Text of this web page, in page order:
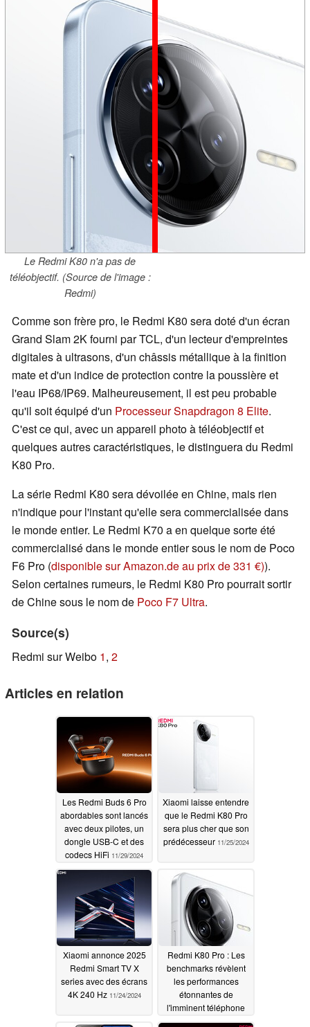
Le Redmi K80 n'a pas de
téléobjectif. (Source de l'image :
Redmi)
Comme son frère pro, le Redmi K80 sera doté d'un écran
Grand Slam 2K fourni par TCL, d'un lecteur d'empreintes
digitales à ultrasons, d'un châssis métallique à la finition
mate et d'un indice de protection contre la poussière et
l'eau IP68/IP69. Malheureusement, il est peu probable
qu'il soit équipé d'un Processeur Snapdragon 8 Elite.
C'est ce qui, avec un appareil photo à téléobjectif et
quelques autres caractéristiques, le distinguera du Redmi
K80 Pro.
La série Redmi K80 sera dévoilée en Chine, mais rien
n'indique pour l'instant qu'elle sera commercialisée dans
le monde entier. Le Redmi K70 a en quelque sorte été
commercialisé dans le monde entier sous le nom de Poco
F6 Pro (disponible sur Amazon.de au prix de 331 €)).
Selon certaines rumeurs, le Redmi K80 Pro pourrait sortir
de Chine sous le nom de Poco F7 Ultra.
Source(s)
Redmi sur Weibo 1, 2
Articles en relation
Les Redmi Buds 6 Pro
abordables sont lancés
avec deux pilotes, un
dongle USB-C et des
codecs HiFi 11/29/2024
Xiaomi laisse entendre
que le Redmi K80 Pro
sera plus cher que son
prédécesseur 11/25/2024
Xiaomi annonce 2025
Redmi Smart TV X
series avec des écrans
4K 240 Hz 11/24/2024
Redmi K80 Pro : Les
benchmarks révèlent
les performances
étonnantes de
l'imminent téléphone
Snapdragon 8 Elite